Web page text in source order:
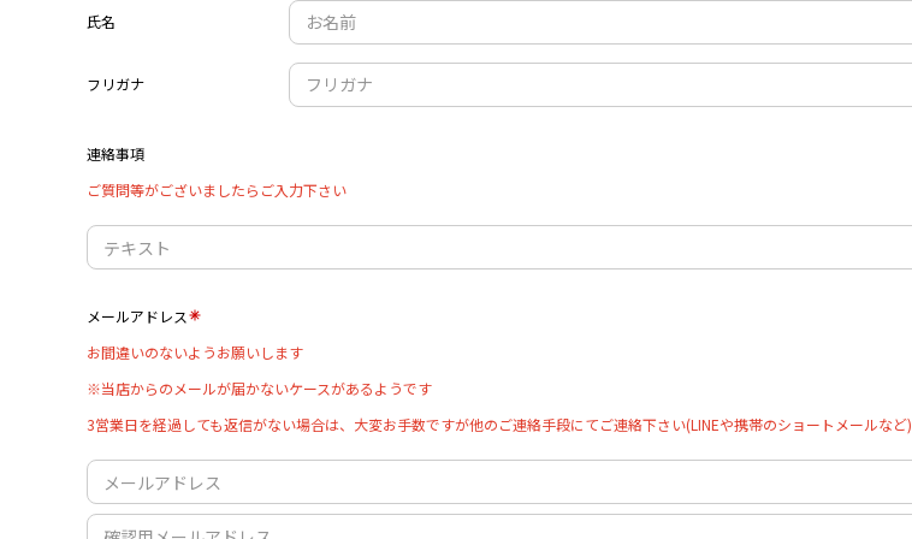
氏名
フリガナ
連絡事項
ご質問等がございましたらご入力下さい
メールアドレス
お間違いのないようお願いします
※当店からのメールが届かないケースがあるようです
3営業日を経過しても返信がない場合は、大変お手数ですが他のご連絡手段にてご連絡下さい(LINEや携帯のショートメールなど)